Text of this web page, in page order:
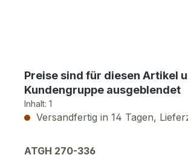
Preise sind für diesen Artikel
Kundengruppe ausgeblendet
Inhalt: 1
Versandfertig in 14 Tagen,
ATGH 270-336auswählen